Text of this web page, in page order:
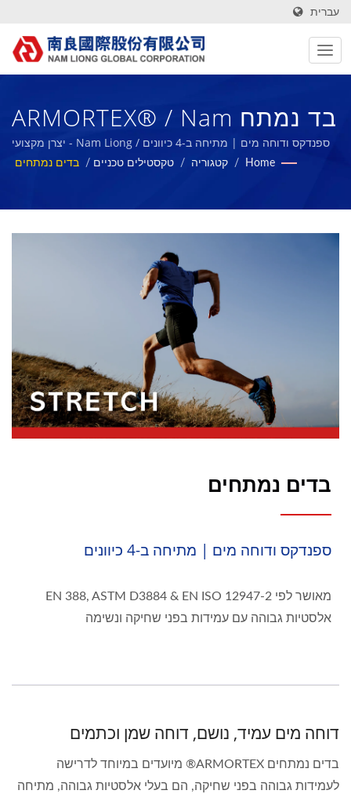
עברית
בד נמתח ARMORTEX® / Nam
Liong - יצרן מקצועי של
ספנדקס ודוחה מים | מתיחה ב-4 כיוונים / Nam Liong - יצרן מקצועי
של קומפוזיציות קצף פולימרי.
Home
/ קטגוריה / טקסטילים טכניים / בדים נמתחים
בדים נמתחים
ספנדקס ודוחה מים | מתיחה ב-4 כיוונים
מאושר לפי EN 388, ASTM D3884 & EN ISO 12947-2
אלסטיות גבוהה עם עמידות בפני שחיקה ונשימה
דוחה מים עמיד, נושם, דוחה שמן וכתמים
בדים נמתחים ARMORTEX® מיועדים במיוחד לדרישה
לעמידות גבוהה בפני שחיקה, הם בעלי אלסטיות גבוהה, מתיחה